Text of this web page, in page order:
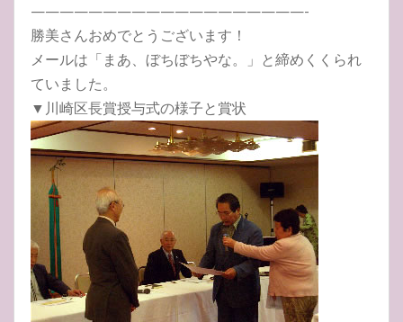
———————————————————-
勝美さんおめでとうございます！
メールは「まあ、ぼちぼちやな。」と締めくくられ
ていました。
▼川崎区長賞授与式の様子と賞状